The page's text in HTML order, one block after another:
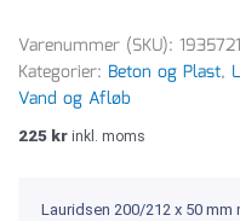
Varenummer (SKU):
Kategorier: Beton og Plast,
Vand og Afløb
225 kr inkl. moms
Lauridsen 200/212 x 50